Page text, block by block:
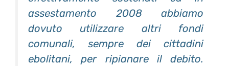
assestamento 2008 abbiamo
dovuto utilizzare altri fondi
comunali, sempre dei cittadini
ebolitani, per ripianare il debito.